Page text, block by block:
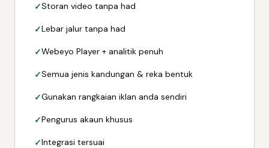
Storan video tanpa had
Lebar jalur tanpa had
Webeyo Player + analitik penuh
Semua jenis kandungan & reka bentuk
Gunakan rangkaian iklan anda sendiri
Pengurus akaun khusus
Integrasi tersuai